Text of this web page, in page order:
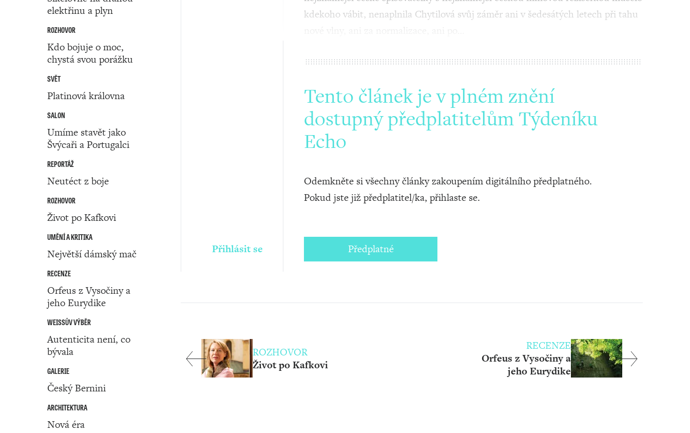
elektřinu a plyn
ROZHOVOR
Kdo bojuje o moc,
chystá svou porážku
SVĚT
Platinová královna
SALON
Umíme stavět jako
Švýcaři a Portugalci
REPORTÁŽ
Neutéct z boje
ROZHOVOR
Život po Kafkovi
UMĚNÍ A KRITIKA
Největší dámský mač
RECENZE
Orfeus z Vysočiny a
jeho Eurydike
WEISSŮV VÝBĚR
Autenticita není, co
bývala
GALERIE
Český Bernini
ARCHITEKTURA
Nová éra
kdekoho vábit, nenaplnila Chytilová svůj záměr ani v šedesátých letech při tahu
Tento článek je v plném znění
dostupný předplatitelům Týdeníku
Echo
Odemkněte si všechny články zakoupením digitálního předplatného.
Pokud jste již předplatitel/ka, přihlaste se.
Předplatné
Přihlásit se
RECENZE
Orfeus z Vysočiny a
jeho Eurydike
ROZHOVOR
Život po Kafkovi